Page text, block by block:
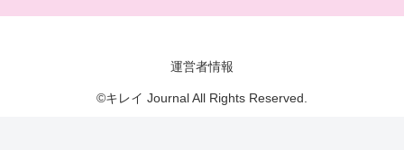
運営者情報
©キレイ Journal All Rights Reserved.